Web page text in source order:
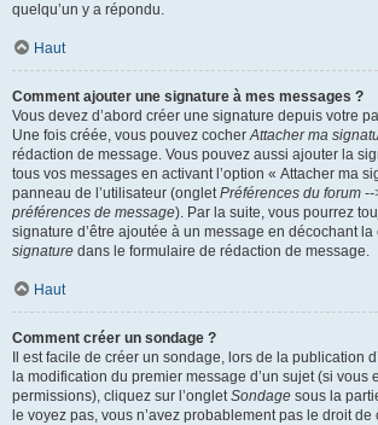
quelqu’un y a répondu.
Haut
Comment ajouter une signature à mes messages ?
Vous devez d’abord créer une signature depuis votre
Une fois créée, vous pouvez cocherAttacher ma
rédaction de message. Vous pouvez aussi ajouter la
tous vos messages en activant l’option « Attacher ma
panneau de l’utilisateur (ongletPréférences du forum
préférences de message). Par la suite, vous pourrez
signature d’être ajoutée à un message en décochant
signature dans le formulaire de rédaction de message.
Haut
Comment créer un sondage ?
Il est facile de créer un sondage, lors de la publication
la modification du premier message d’un sujet (si vous
permissions), cliquez sur l’ongletSondage sous la
le voyez pas, vous n’avez probablement pas le droit